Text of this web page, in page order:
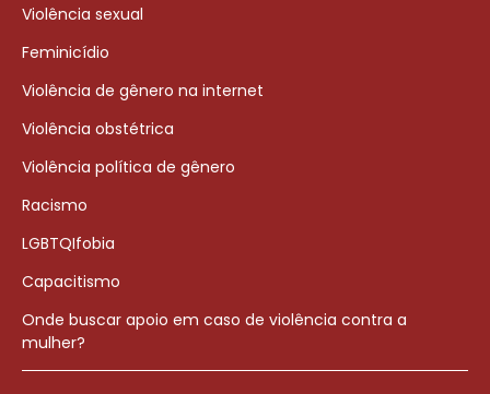
Violência sexual
Feminicídio
Violência de gênero na internet
Violência obstétrica
Violência política de gênero
Racismo
LGBTQIfobia
Capacitismo
Onde buscar apoio em caso de violência contra a
mulher?